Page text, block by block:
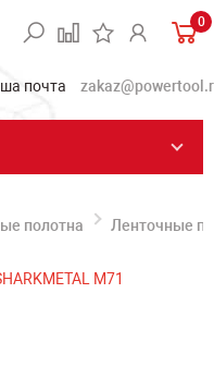
0
полотна Ленточные